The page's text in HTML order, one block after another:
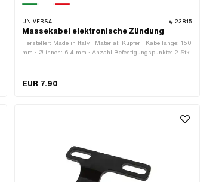
UNIVERSAL 23815
Massekabel elektronische Zündung
Hersteller: Made in Italy · Material: Kupfer · Kabellänge: 150
mm · Ø innen: 6.4 mm · Anzahl Befestigungspunkte: 2 Stk.
EUR 7.90